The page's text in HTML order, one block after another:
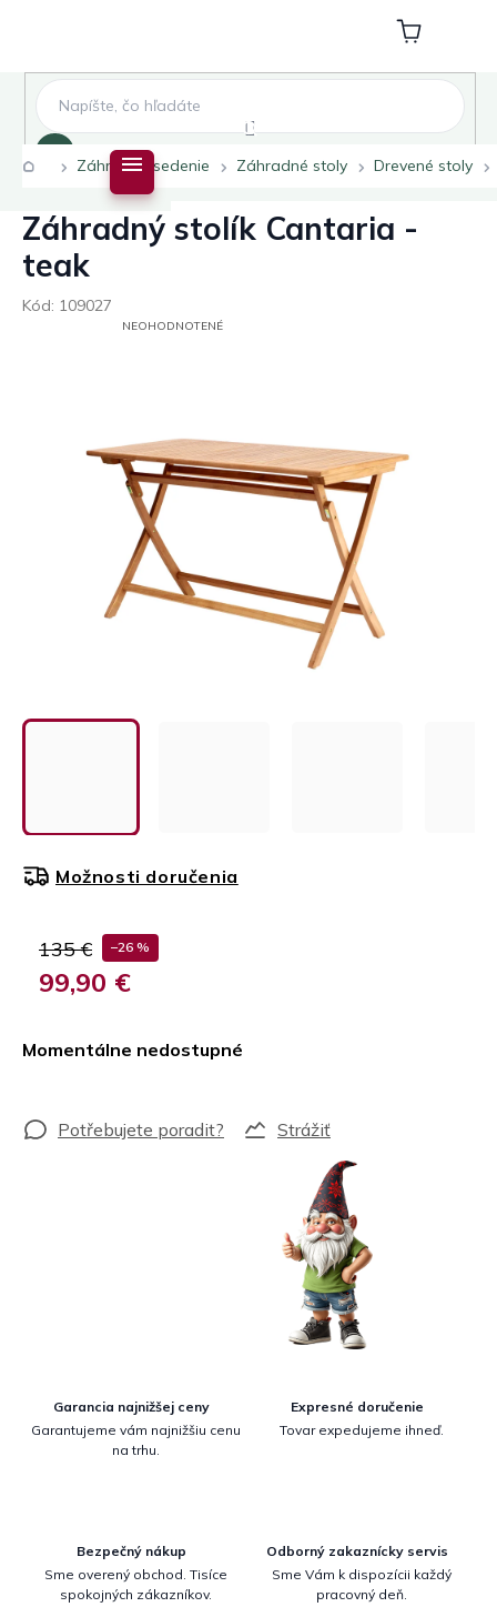
Nákupný
košík
DomovZáhradné sedenie Záhradné stoly Drevené stoly
Záhradný stolík Cantaria -
teak
Kód: 109027
PRIEMERNÉ
HVIEZDIČIEK.
NEOHODNOTENÉ
135 € –26 %
99,90 €
Momentálne nedostupné
Možnosti doručenia
Strážiť
Garancia najnižšej ceny
Garantujeme vám najnižšiu cenu
na trhu.
Expresné doručenie
Tovar expedujeme ihneď.
Bezpečný nákup
Sme overený obchod. Tisíce
spokojných zákazníkov.
Odborný zakaznícky servis
Sme Vám k dispozícii každý
pracovný deň.